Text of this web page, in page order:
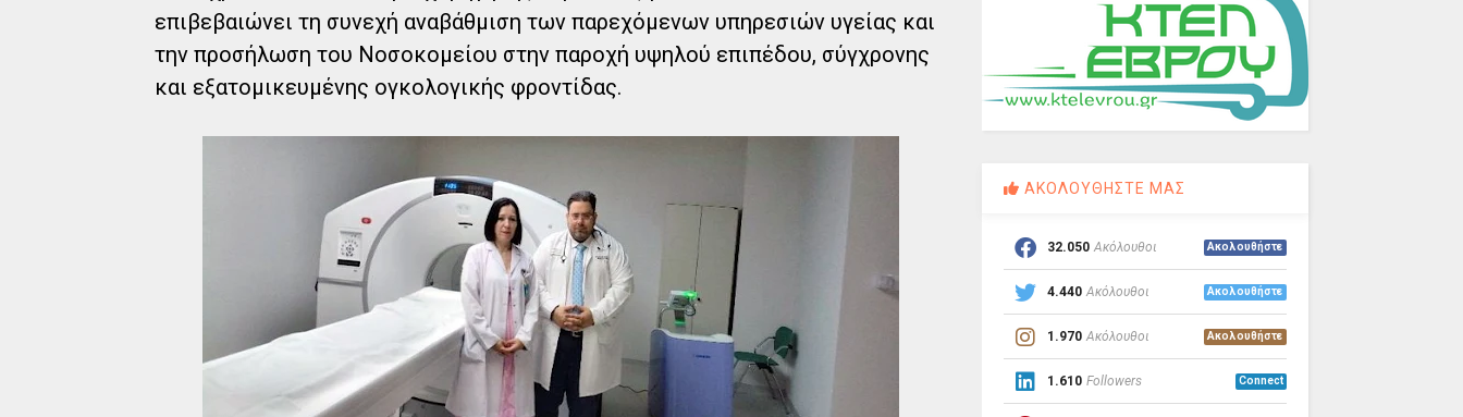
επιβεβαιώνει τη συνεχή αναβάθμιση των παρεχόμενων υπηρεσιών υγείας και
την προσήλωση του Νοσοκομείου στην παροχή υψηλού επιπέδου, σύγχρονης
και εξατομικευμένης ογκολογικής φροντίδας.
ΑΚΟΛΟΥΘΗΣΤΕ ΜΑΣ
32.050 Ακόλουθοι Ακολουθήστε
4.440 Ακόλουθοι Ακολουθήστε
1.970 Ακόλουθοι Ακολουθήστε
1.610 Followers Connect